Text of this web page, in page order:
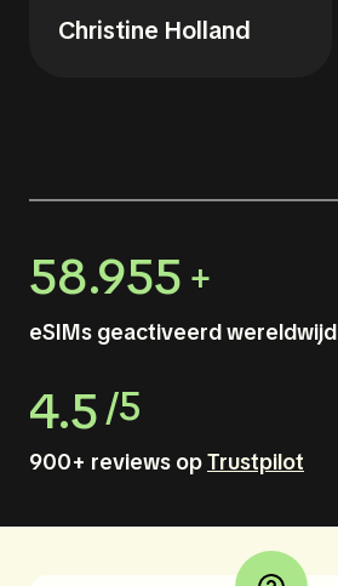
Christine Holland
58.955 +
eSIMs geactiveerd wereldwijd
4.5/5
900+ reviews opTrustpilot